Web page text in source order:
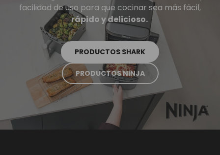
facilidad de uso para que cocinar sea más fácil,
rápido y delicioso.
PRODUCTOS SHARK
PRODUCTOS NINJA